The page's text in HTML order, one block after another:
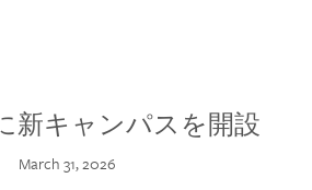
新キャンパスを開設
March 31, 2026